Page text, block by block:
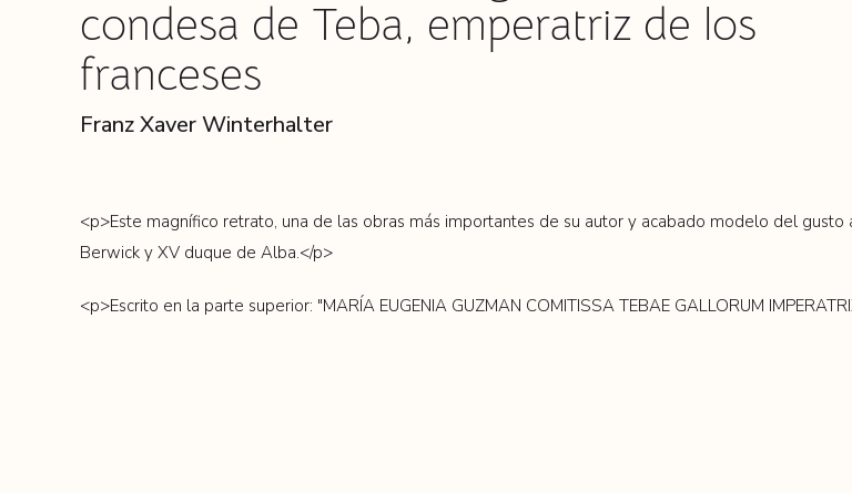
condesa de Teba, emperatriz de los
franceses
Franz Xaver Winterhalter
<p>Este magnífico retrato, una de las obras más importantes de su autor y acabado modelo del
Berwick y XV duque de Alba.</p>
<p>Escrito en la parte superior: "MARÍA EUGENIA GUZMAN COMITISSA TEBAE GALLORUM